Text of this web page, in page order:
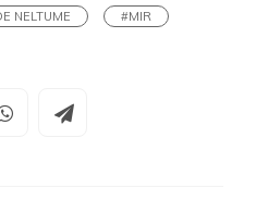
NELTUME
#MIR